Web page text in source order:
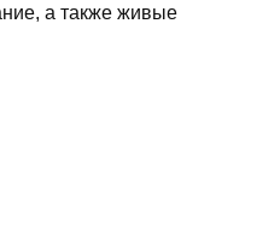
а также живые